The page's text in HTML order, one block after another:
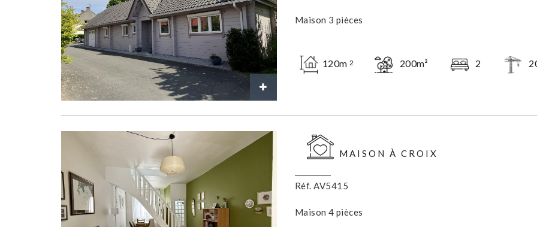
Maison 3 pièces
120m 2 200m² 2
MAISON À CROIX
Réf. AV5415
Maison 4 pièces